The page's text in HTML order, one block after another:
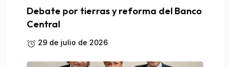
Debate por tierras y reforma del Banco
Central
29 de julio de 2026